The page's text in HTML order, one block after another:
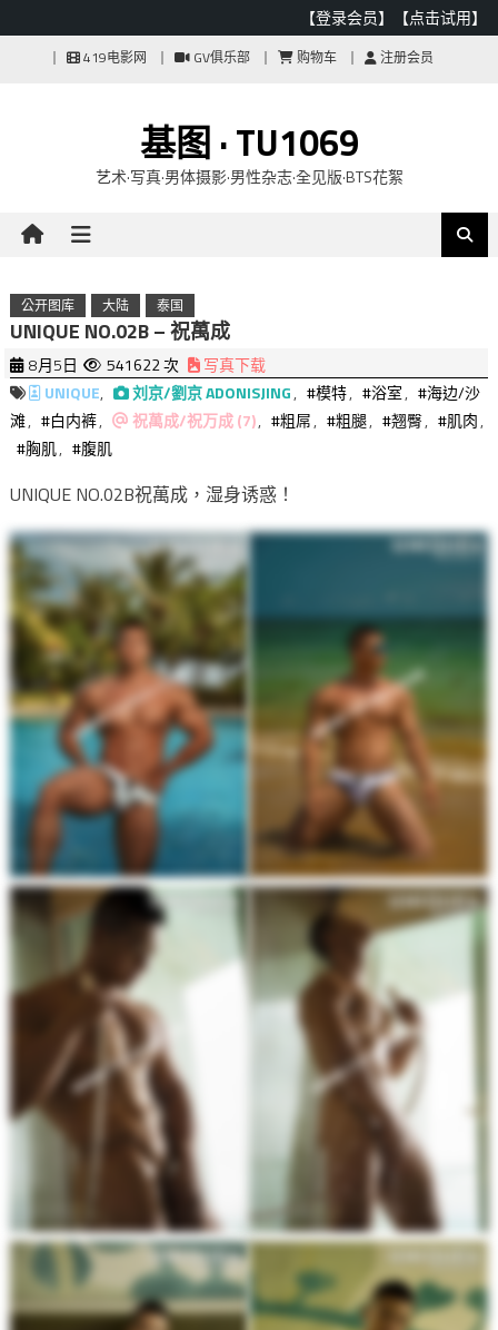
【登录会员】 【点击试用】
419电影网 GV俱乐部 购物车 注册会员
基图 · TU1069
艺术·写真·男体摄影·男性杂志·全见版·BTS花絮
公开图库 大陆 泰国
UNIQUE NO.02B – 祝萬成
8月5日 541622 次
写真下载
UNIQUE, 刘京/劉京 ADONISJING, #模特, #浴室, #海边/沙
滩, #白内裤, 祝萬成/祝万成 (7), #粗屌, #粗腿, #翘臀, #肌肉,
#胸肌, #腹肌
UNIQUE NO.02B祝萬成，湿身诱惑！